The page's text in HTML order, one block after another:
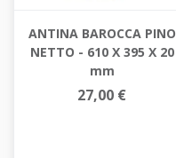
ANTINA BAROCCA PINO
NETTO - 610 X 395 X 20
mm
27,00 €